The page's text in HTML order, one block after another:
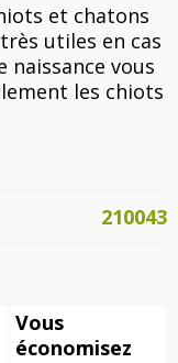
et chatons
utiles en cas
naissance vous
les chiots
210043
Vous
économisez